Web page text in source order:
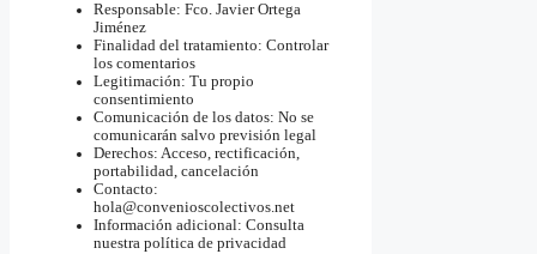
Responsable: Fco. Javier Ortega
Jiménez
Finalidad del tratamiento: Controlar
los comentarios
Legitimación: Tu propio
consentimiento
Comunicación de los datos: No se
comunicarán salvo previsión legal
Derechos: Acceso, rectificación,
portabilidad, cancelación
Contacto:
hola@convenioscolectivos.net
Información adicional: Consulta
nuestra política de privacidad